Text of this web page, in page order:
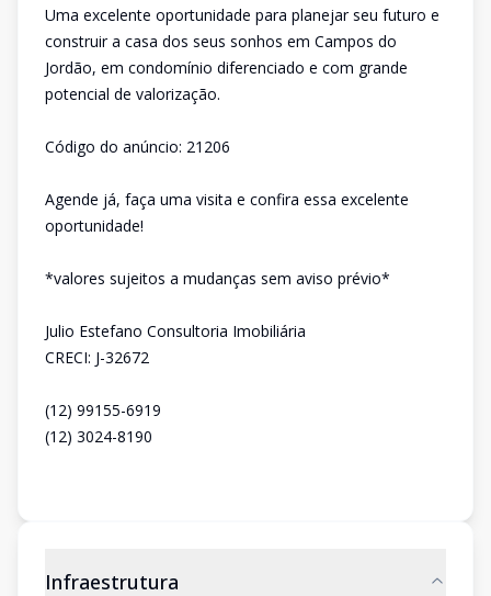
Uma excelente oportunidade para planejar seu futuro e
construir a casa dos seus sonhos em Campos do
Jordão, em condomínio diferenciado e com grande
potencial de valorização.
Código do anúncio: 21206
Agende já, faça uma visita e confira essa excelente
oportunidade!
*valores sujeitos a mudanças sem aviso prévio*
Julio Estefano Consultoria Imobiliária
CRECI: J-32672
(12) 99155-6919
(12) 3024-8190
Infraestrutura